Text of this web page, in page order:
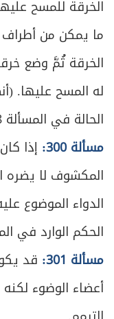
الخرقة للمسح
ما يمكن من
الخرقة ثُمَّ وضع
له المسح عليها.
الحالة في المسألة 408).
مسألة 300:
إذا
المكشوف لا يضره
الدواء الموضوع
الحكم الوارد في
مسألة 301:
قد
أعضاء الوضوء
518 خاتمة ـ في
ص
525 الباب الخامس - في
526 شروط
ص
529 الفصل
ص
532 المبحث
543 المبحث
ص
544 الأول - الأرباح
547 الثاني - المؤنة المستثناة
ص